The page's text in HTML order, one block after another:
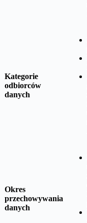
Kategorie
odbiorców
danych
Okres
przechowywania
danych